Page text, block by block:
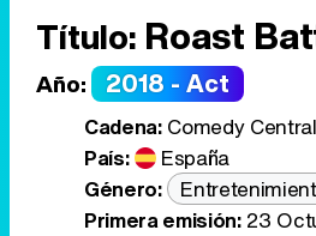
Título: Roast
Año: 2018 - Act
Cadena:Comedy
País:
España
Género:
Primera emisión:23